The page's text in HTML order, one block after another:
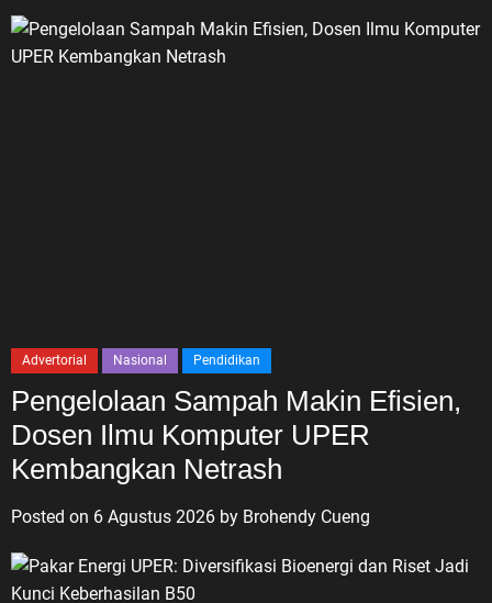
Advertorial Nasional Pendidikan
Pengelolaan Sampah Makin Efisien,
Dosen Ilmu Komputer UPER
Kembangkan Netrash
Posted on 6 Agustus 2026 by Brohendy Cueng